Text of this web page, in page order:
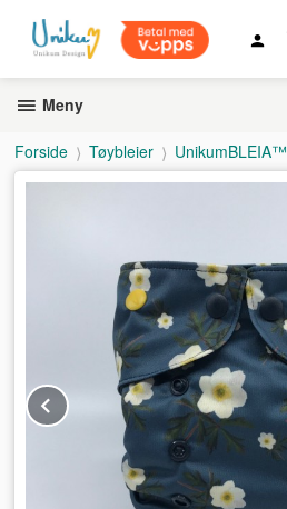
innholdet
Meny
Forside Tøybleier UnikumBLEIA™
Prev